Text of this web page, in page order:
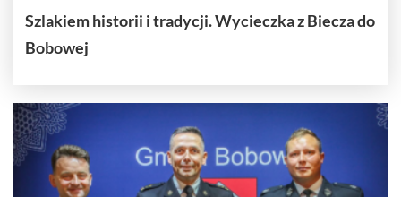
Szlakiem historii i tradycji. Wycieczka z Biecza do
Bobowej